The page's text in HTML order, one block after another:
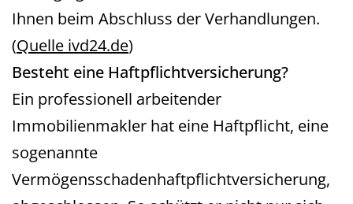
Ihnen beim Abschluss der Verhandlungen.
(Quelle ivd24.de)
Besteht eine Haftpflichtversicherung?
Ein professionell arbeitender
Immobilienmakler hat eine Haftpflicht, eine
sogenannte
Vermögensschadenhaftpflichtversicherung,